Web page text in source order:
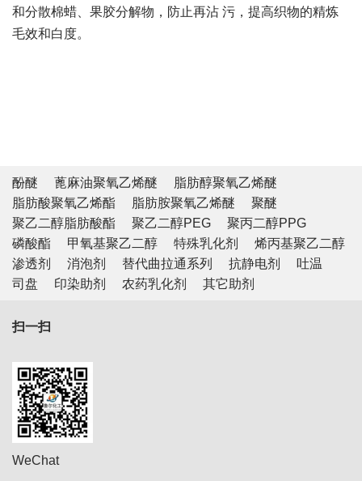
和分散棉蜡、果胶分解物，防止再沾 污，提高织物的精炼
毛效和白度。
酚醚 蓖麻油聚氧乙烯醚
脂肪醇聚氧乙烯醚
脂肪酸聚氧乙烯酯
脂肪胺聚氧乙烯醚
聚醚
聚乙二醇脂肪酸酯
聚乙二醇PEG
聚丙二醇PPG
磷酸酯
甲氧基聚乙二醇 特殊乳化剂
烯丙基聚乙二醇
渗透剂
消泡剂 替代曲拉通系列 抗静电剂
吐温
司盘
印染助剂 农药乳化剂 其它助剂
扫一扫
WeChat